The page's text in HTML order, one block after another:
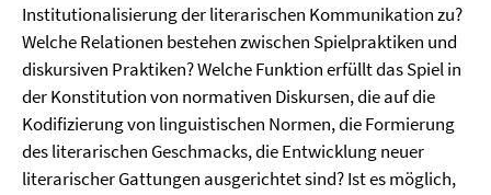
Institutionalisierung der literarischen Kommunikation zu?
Welche Relationen bestehen zwischen Spielpraktiken und
diskursiven Praktiken? Welche Funktion erfüllt das Spiel in
der Konstitution von normativen Diskursen, die auf die
Kodifizierung von linguistischen Normen, die Formierung
des literarischen Geschmacks, die Entwicklung neuer
literarischer Gattungen ausgerichtet sind? Ist es möglich,